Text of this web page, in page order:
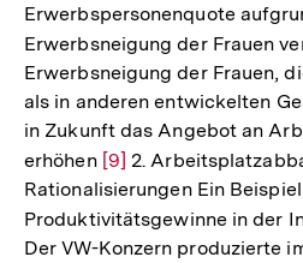
Erwerbspersonenquote
Erwerbsneigung der Frauen
Erwerbsneigung der Frauen,
als in anderen entwickelten
in Zukunft das Angebot an
erhöhen Zur
Auflösung
der
Fußnote
[9] 2.
Rationalisierungen Ein
Produktivitätsgewinne in der
Der VW-Konzern produzierte